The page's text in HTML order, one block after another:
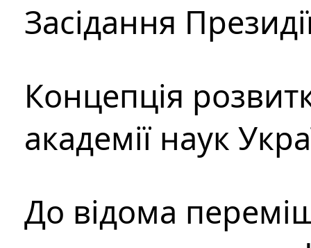
Засідання
Концепція
академії наук
До відома